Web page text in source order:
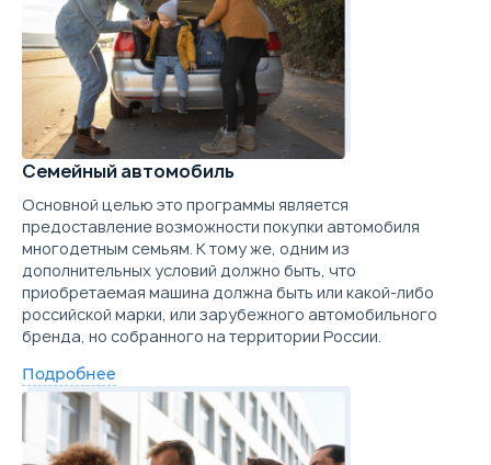
Семейный автомобиль
Основной целью это программы является
предоставление возможности покупки автомобиля
многодетным семьям. К тому же, одним из
дополнительных условий должно быть, что
приобретаемая машина должна быть или какой-либо
российской марки, или зарубежного автомобильного
бренда, но собранного на территории России.
Подробнее